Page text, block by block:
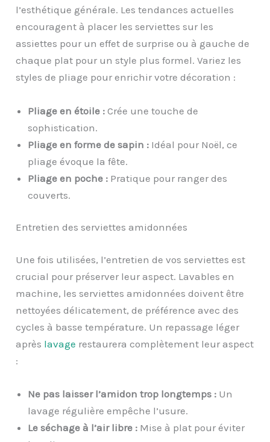
l’esthétique générale. Les tendances actuelles
encouragent à placer les serviettes sur les
assiettes pour un effet de surprise ou à gauche de
chaque plat pour un style plus formel. Variez les
styles de pliage pour enrichir votre décoration :
Pliage en étoile : Crée une touche de
sophistication.
Pliage en forme de sapin : Idéal pour Noël, ce
pliage évoque la fête.
Pliage en poche : Pratique pour ranger des
couverts.
Entretien des serviettes amidonnées
Une fois utilisées, l’entretien de vos serviettes est
crucial pour préserver leur aspect. Lavables en
machine, les serviettes amidonnées doivent être
nettoyées délicatement, de préférence avec des
cycles à basse température. Un repassage léger
après lavage restaurera complètement leur aspect
:
Ne pas laisser l’amidon trop longtemps : Un
lavage régulière empêche l’usure.
Le séchage à l’air libre : Mise à plat pour éviter